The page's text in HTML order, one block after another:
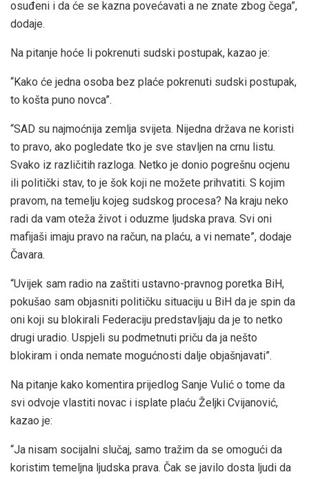
osuđeni i da će se kazna povećavati a ne znate zbog čega”,
dodaje.
Na pitanje hoće li pokrenuti sudski postupak, kazao je:
“Kako će jedna osoba bez plaće pokrenuti sudski postupak,
to košta puno novca”.
“SAD su najmoćnija zemlja svijeta. Nijedna država ne koristi
to pravo, ako pogledate tko je sve stavljen na crnu listu.
Svako iz različitih razloga. Netko je donio pogrešnu ocjenu
ili politički stav, to je šok koji ne možete prihvatiti. S kojim
pravom, na temelju kojeg sudskog procesa? Na kraju neko
radi da vam oteža život i oduzme ljudska prava. Svi oni
mafijaši imaju pravo na račun, na plaću, a vi nemate”, dodaje
Čavara.
“Uvijek sam radio na zaštiti ustavno-pravnog poretka BiH,
pokušao sam objasniti političku situaciju u BiH da je spin da
oni koji su blokirali Federaciju predstavljaju da je to netko
drugi uradio. Uspjeli su podmetnuti priču da ja nešto
blokiram i onda nemate mogućnosti dalje objašnjavati”.
Na pitanje kako komentira prijedlog Sanje Vulić o tome da
svi odvoje vlastiti novac i isplate plaću Željki Cvijanović,
kazao je:
“Ja nisam socijalni slučaj, samo tražim da se omogući da
koristim temeljna ljudska prava. Čak se javilo dosta ljudi da